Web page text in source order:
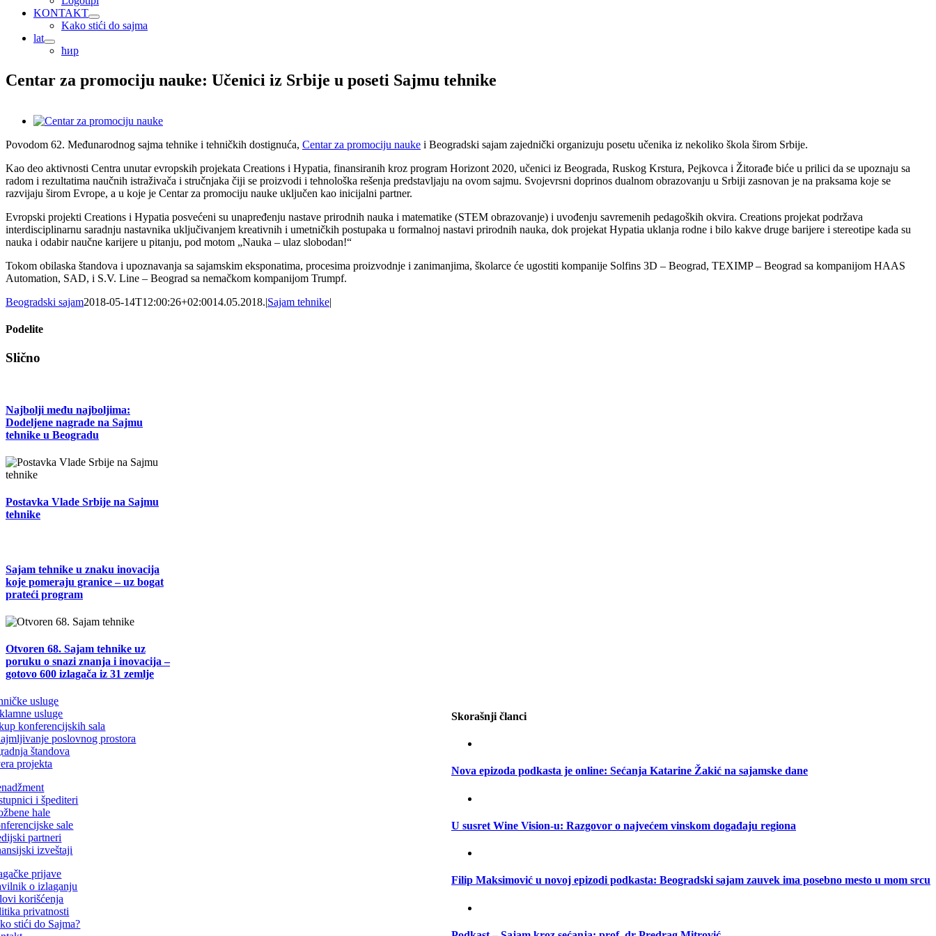
KONTAKT
Kako stići do sajma
lat
ћир
Centar za promociju nauke: Učenici iz Srbije u poseti Sajmu tehnike
View
Image
Povodom 62. Međunarodnog sajma tehnike i tehničkih dostignuća, Centar za promociju nauke i Beogradski sajam zajednički organizuju posetu učenika iz nekoliko škola širom Srbije.
Kao deo aktivnosti Centra unutar evropskih projekata Creations i Hypatia, finansiranih kroz program Horizont 2020, učenici iz Beograda, Ruskog Krstura, Pejkovca i Žitorađe biće u prilici da se upoznaju sa
radom i rezultatima naučnih istraživača i stručnjaka čiji se proizvodi i tehnološka rešenja predstavljaju na ovom sajmu. Svojevrsni doprinos dualnom obrazovanju u Srbiji zasnovan je na praksama koje se
razvijaju širom Evrope, a u koje je Centar za promociju nauke uključen kao inicijalni partner.
Evropski projekti Creations i Hypatia posvećeni su unapređenju nastave prirodnih nauka i matematike (STEM obrazovanje) i uvođenju savremenih pedagoških okvira. Creations projekat podržava
interdisciplinarnu saradnju nastavnika uključivanjem kreativnih i umetničkih postupaka u formalnoj nastavi prirodnih nauka, dok projekat Hypatia uklanja rodne i bilo kakve druge barijere i stereotipe kada su
nauka i odabir naučne karijere u pitanju, pod motom „Nauka – ulaz slobodan!“
Tokom obilaska štandova i upoznavanja sa sajamskim eksponatima, procesima proizvodnje i zanimanjima, školarce će ugostiti kompanije Solfins 3D – Beograd, TEXIMP – Beograd sa kompanijom HAAS
Automation, SAD, i S.V. Line – Beograd sa nemačkom kompanijom Trumpf.
Beogradski sajam2018-05-14T12:00:26+02:0014.05.2018.|Sajam tehnike|
Podelite
Facebook
X
Tumblr
Pinterest
Email
Slično
Najbolji među najboljima:
Dodeljene nagrade na Sajmu
tehnike u Beogradu
Postavka Vlade Srbije na Sajmu
tehnike
Sajam tehnike u znaku inovacija
koje pomeraju granice – uz bogat
prateći program
Otvoren 68. Sajam tehnike uz
poruku o snazi znanja i inovacija –
gotovo 600 izlagača iz 31 zemlje
Skorašnji članci
Nova epizoda podkasta je online: Sećanja Katarine Žakić na sajamske dane
U susret Wine Vision-u: Razgovor o najvećem vinskom događaju regiona
Filip Maksimović u novoj epizodi podkasta: Beogradski sajam zauvek ima posebno mesto u mom srcu
usluge
usluge
konferencijskih sala
poslovnog prostora
štandova
projekta
i špediteri
hale
sale
partneri
izveštaji
prijave
o izlaganju
korišćenja
privatnosti
stići do Sajma?